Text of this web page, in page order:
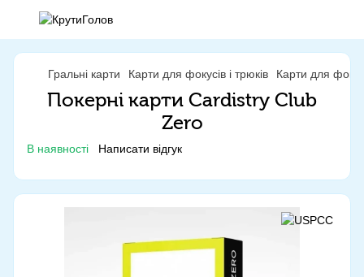
Гральні карти Карти для фокусів і трюків Карти для
Покерні карти Cardistry Club
Zero
В наявності Написати відгук